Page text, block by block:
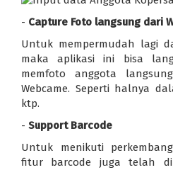
- Capture Foto langsung dari
Untuk mempermudah lagi
maka aplikasi ini bisa
memfoto anggota
Webcame. Seperti halnya
ktp.
- Support Barcode
Untuk menikuti
fitur barcode juga telah